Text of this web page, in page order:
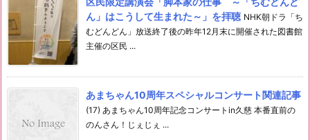
ん」はこうして生まれた～」を拝聴 NHK朝ドラ「ち
むどんどん」放送終了後の昨年12月末に開催された図書館
主催の区民 ...
あまちゃん10周年スペシャルコンサート関連記事
(17) あまちゃん10周年記念コンサートin久慈 本番直前の
のんさん！じぇじぇ ...